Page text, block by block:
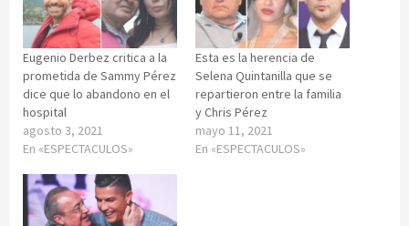
Eugenio Derbez critica a la
prometida de Sammy Pérez
dice que lo abandono en el
hospital
agosto 3, 2021
En «ESPECTACULOS»
Esta es la herencia de
Selena Quintanilla que se
repartieron entre la familia
y Chris Pérez
mayo 11, 2021
En «ESPECTACULOS»